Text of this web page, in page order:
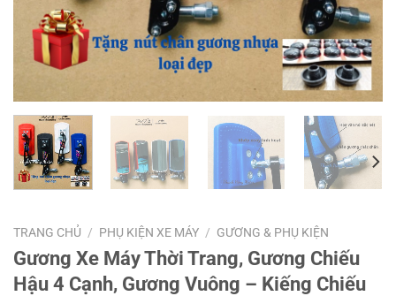
TRANG CHỦ / PHỤ KIỆN XE MÁY / GƯƠNG & PHỤ KIỆN
Gương Xe Máy Thời Trang, Gương Chiếu
Hậu 4 Cạnh, Gương Vuông – Kiếng Chiếu